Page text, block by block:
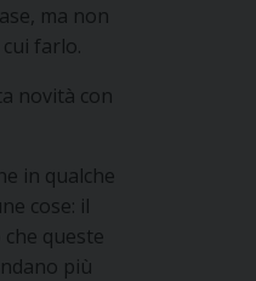
ma non
farlo.
novità con
in qualche
cose: il
queste
più